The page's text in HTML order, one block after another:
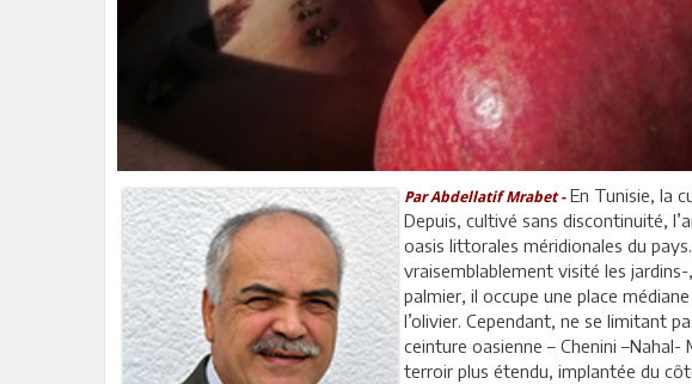
Par Abdellatif Mrabet -En Tunisie, la
Depuis, cultivé sans discontinuité,
oasis littorales méridionales du
vraisemblablement visité les
palmier, il occupe une place
l’olivier. Cependant, ne se limitant
ceinture oasienne – Chenini
terroir plus étendu, implantée du